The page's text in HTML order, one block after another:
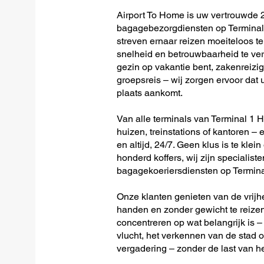
Airport To Home is uw vertrouwde
bagagebezorgdiensten op
streven ernaar reizen moeiteloos
snelheid en betrouwbaarheid te
gezin op vakantie bent,
groepsreis – wij zorgen ervoor dat
plaats aankomt.
Van alle terminals van Terminal 1
huizen, treinstations of kantoren –
en altijd, 24/7. Geen klus is te
honderd koffers, wij zijn
bagagekoeriersdiensten op
Onze klanten genieten van de
handen en zonder gewicht te
concentreren op wat belangrijk is
vlucht, het verkennen van de stad
vergadering – zonder de last van